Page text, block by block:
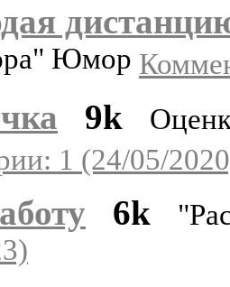
Юмор
9k
1 (24/05/
6k